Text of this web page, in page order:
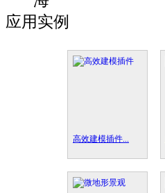
应用实例
高效建模插件...